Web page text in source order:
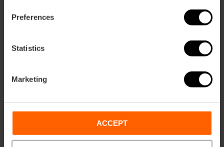
Preferences
Statistics
Marketing
ACCEPT
Metro
Bus
30 Passeig de l'Albereda, València, 46023